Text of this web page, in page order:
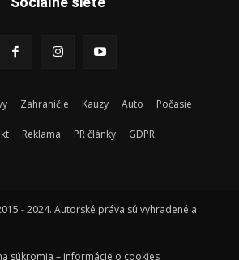
Zahraničie Kauzy Auto Počasie
Reklama PR články GDPR
- 2024. Autorské práva sú vyhradené a
súkromia – informácie o cookies